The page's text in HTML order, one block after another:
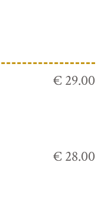
€ 29.00
€ 28.00